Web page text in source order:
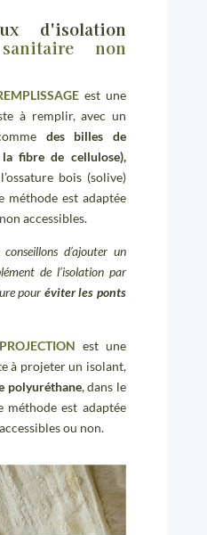
d'isolation
non
est une
à remplir, avec un
des billes de
la fibre de cellulose),
bois (solive)
méthode est adaptée
accessibles.
d’ajouter un
de l’isolation par
pour éviter les ponts
est une
à projeter un isolant,
polyuréthane, dans le
méthode est adaptée
ou non.